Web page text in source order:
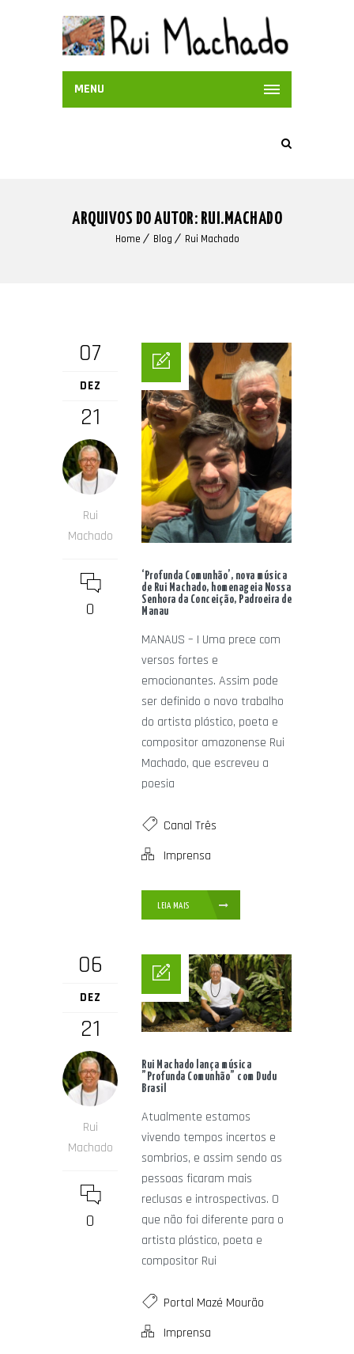
MENU
ARQUIVOS DO AUTOR: RUI.MACHADO
Home Blog Rui Machado
07
DEZ
21
Rui
Machado
0
‘Profunda Comunhão’, nova música
de Rui Machado, homenageia Nossa
Senhora da Conceição, Padroeira de
Manau
MANAUS – | Uma prece com
versos fortes e
emocionantes. Assim pode
ser definido o novo trabalho
do artista plástico, poeta e
compositor amazonense Rui
Machado, que escreveu a
poesia
Canal Três
Imprensa
LEIA MAIS
06
DEZ
21
Rui
Machado
0
Rui Machado lança música
”Profunda Comunhão” com Dudu
Brasil
Atualmente estamos
vivendo tempos incertos e
sombrios, e assim sendo as
pessoas ficaram mais
reclusas e introspectivas. O
que não foi diferente para o
artista plástico, poeta e
compositor Rui
Portal Mazé Mourão
Imprensa